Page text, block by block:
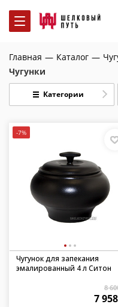
Главная — Каталог —
Чугунки
Категории
-7%
Чугунок для запекания
эмалированный 4 л Ситон
8
7